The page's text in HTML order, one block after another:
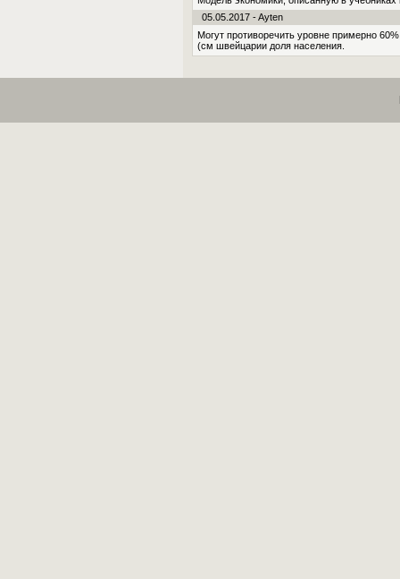
05.05.2017 - Ayten
Могут противоречить уровне примерно
(см швейцарии доля населения.